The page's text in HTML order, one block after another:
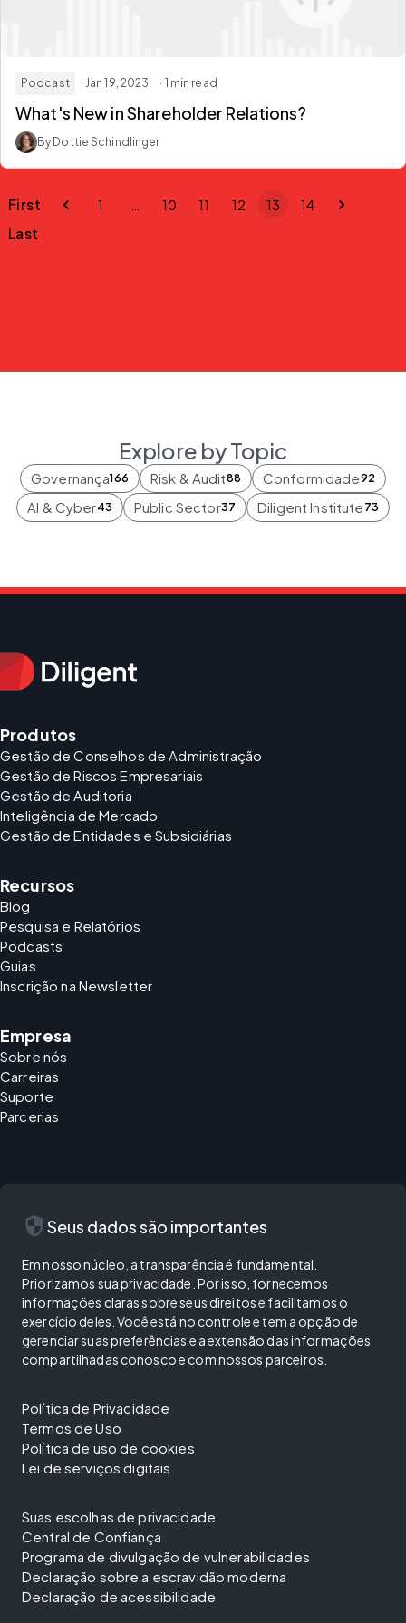
Podcast · Jan 19, 2023 · 1 min read
What's New in Shareholder Relations?
By Dottie Schindlinger
First 1 10 11 12 13 14
Last
Explore by Topic
Governança166 Risk & Audit88 Conformidade92
AI & Cyber43 Public Sector37 Diligent Institute 73
Produtos
Gestão de Conselhos de Administração
Gestão de Riscos Empresariais
Gestão de Auditoria
Inteligência de Mercado
Gestão de Entidades e Subsidiárias
Recursos
Blog
Pesquisa e Relatórios
Podcasts
Guias
Inscrição na Newsletter
Empresa
Sobre nós
Carreiras
Suporte
Parcerias
security Seus dados são importantes
Em nosso núcleo, a transparência é fundamental.
Priorizamos sua privacidade. Por isso, fornecemos
informações claras sobre seus direitos e facilitamos o
exercício deles. Você está no controle e tem a opção de
gerenciar suas preferências e a extensão das informações
compartilhadas conosco e com nossos parceiros.
Política de Privacidade
Termos de Uso
Política de uso de cookies
Lei de serviços digitais
Suas escolhas de privacidade
Central de Confiança
Programa de divulgação de vulnerabilidades
Declaração sobre a escravidão moderna
Declaração de acessibilidade